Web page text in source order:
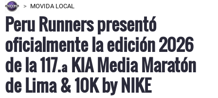
MOVIDA LOCAL
Peru Runners presentó
oficialmente la edición 2026
de la 117.ª KIA Media Maratón
de Lima & 10K by NIKE